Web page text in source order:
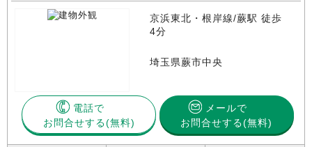
京浜東北・根岸線/蕨駅 徒歩
4分
埼玉県蕨市中央
電話で
お問合せする
メールで
お問合せする(無料)